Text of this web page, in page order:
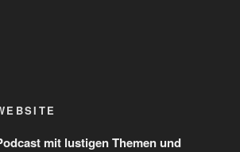
mit lustigen Themen und